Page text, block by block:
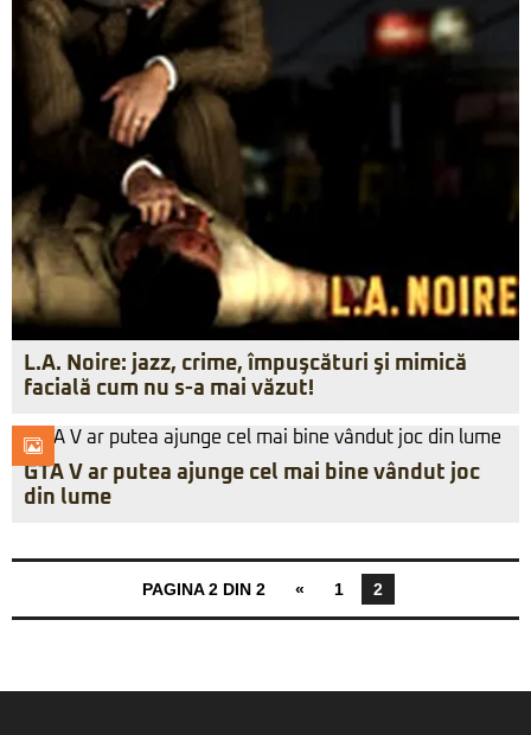
L.A. Noire: jazz, crime, împuşcături şi mimică
facială cum nu s-a mai văzut!
GTA V ar putea ajunge cel mai bine vândut joc
din lume
PAGINA 2 DIN 2 « 1 2